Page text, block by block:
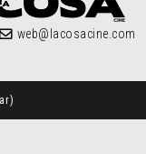
web@lacosacine.com
)